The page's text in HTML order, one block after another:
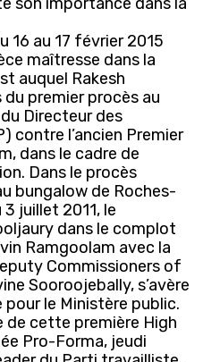
16 au 17 février 2015
maîtresse dans la
auquel Rakesh
premier procès au
Directeur des
contre l’ancien Premier
dans le cadre de
Dans le procès
bungalow de Roches-
juillet 2011, le
dans le complot
Ramgoolam avec la
Commissioners of
Sooroojebally, s’avère
le Ministère public.
de cette première High
Pro-Forma, jeudi